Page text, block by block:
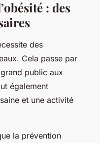
: des
des
Cela passe par
public aux
également
et une activité
la prévention